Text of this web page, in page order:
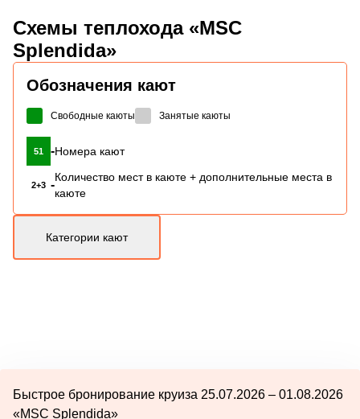
Схемы теплохода «MSC
Splendida»
Обозначения кают
Свободные каюты Занятые каюты
51 -Номера кают
2+3 -
Количество мест в каюте + дополнительные места в
каюте
Категории кают
Быстрое бронирование круиза 25.07.2026 – 01.08.2026
«MSC Splendida»